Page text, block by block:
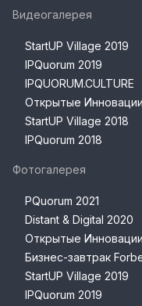
Видеогалерея
StartUP Village 2019
IPQuorum 2019
IPQUORUM.CULTURE
Открытые
StartUP Village 2018
IPQuorum 2018
Фотогалерея
PQuorum 2021
Distant & Digital 2020
Открытые
Бизнес-завтрак
StartUP Village 2019
IPQuorum 2019